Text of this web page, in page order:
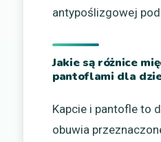
antypoślizgowej
Jakie są różnice
pantoflami dla
Kapcie i pantofle to
obuwia